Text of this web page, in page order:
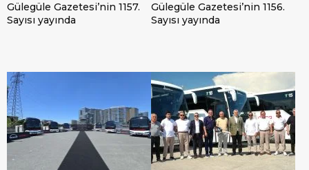
Gülegüle Gazetesi’nin 1157.
Sayısı yayında
Gülegüle Gazetesi’nin 1156.
Sayısı yayında